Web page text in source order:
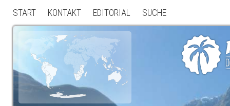
START KONTAKT EDITORIAL SUCHE